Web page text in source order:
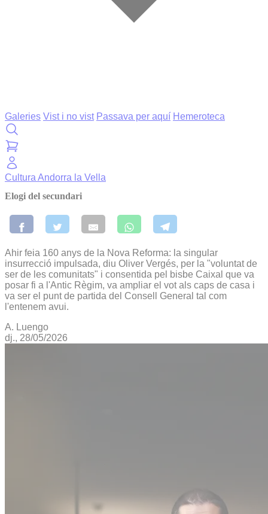
Galeries Vist i no vist Passava per aquí Hemeroteca
Cultura Andorra la Vella
Elogi del secundari
Ahir feia 160 anys de la Nova Reforma: la singular
insurrecció impulsada, diu Oliver Vergés, per la "voluntat de
ser de les comunitats" i consentida pel bisbe Caixal que va
posar fi a l'Antic Règim, va ampliar el vot als caps de casa i
va ser el punt de partida del Consell General tal com
l'entenem avui.
A. Luengo
dj., 28/05/2026